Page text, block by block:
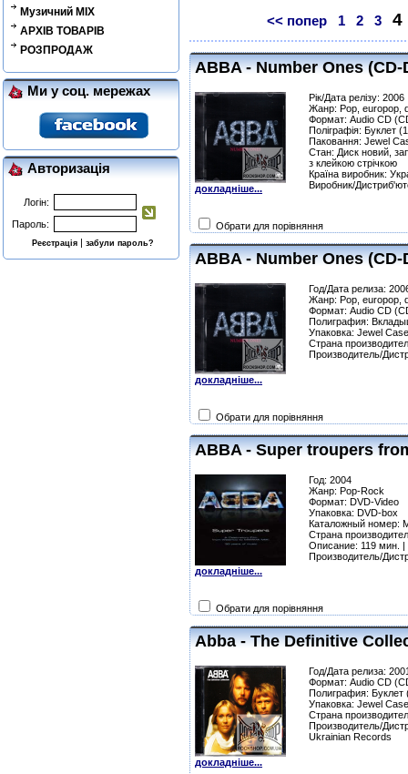
Музичний MIX
АРХІВ ТОВАРІВ
РОЗПРОДАЖ
Ми у соц. мережах
Авторизація
Логін:
Пароль:
Реєстрація |забули пароль?
<< попер 1 2 3 4
ABBA - Number Ones (CD-
докладніше...
Рік/Дата релізу: 2006
Жанр: Pop, europop,
Формат: Audio CD
Поліграфія: Буклет
Паковання: Jewel
Стан: Диск новий,
з клейкою стрічкою
Країна виробник:
Виробник/
Обрати для порівняння
ABBA - Number Ones (CD-
докладніше...
Год/Дата релиза:
Жанр: Pop, europop,
Формат: Audio CD
Полиграфия:
Упаковка: Jewel Case
Страна
Производитель/
Обрати для порівняння
ABBA - Super troupers
докладніше...
Год: 2004
Жанр: Pop-Rock
Формат: DVD-Video
Упаковка: DVD-box
Каталожный номер:
Страна
Описание: 119 мин. |
Производитель/
Обрати для порівняння
Abba - The Definitive
докладніше...
Год/Дата релиза:
Формат: Audio CD
Полиграфия: Буклет
Упаковка: Jewel Case
Страна
Производитель/
Ukrainian Records